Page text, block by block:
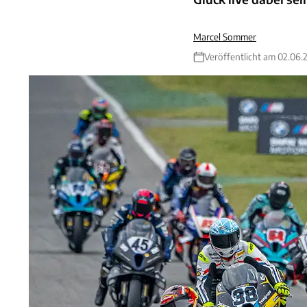
Marcel Sommer
Veröffentlicht am